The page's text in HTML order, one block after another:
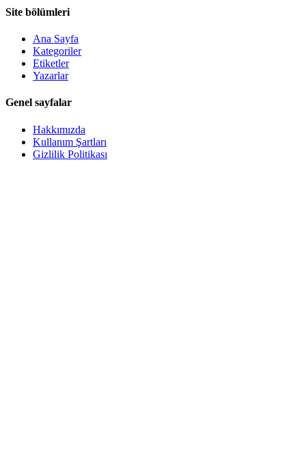
Site bölümleri
Ana Sayfa
Kategoriler
Etiketler
Yazarlar
Genel sayfalar
Hakkımızda
Kullanım Şartları
Gizlilik Politikası